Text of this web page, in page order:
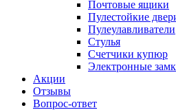
Почтовые ящики
Пулестойкие
Пулеулавливатели
Стулья
Счетчики купюр
Электронные
Акции
Отзывы
Вопрос-ответ